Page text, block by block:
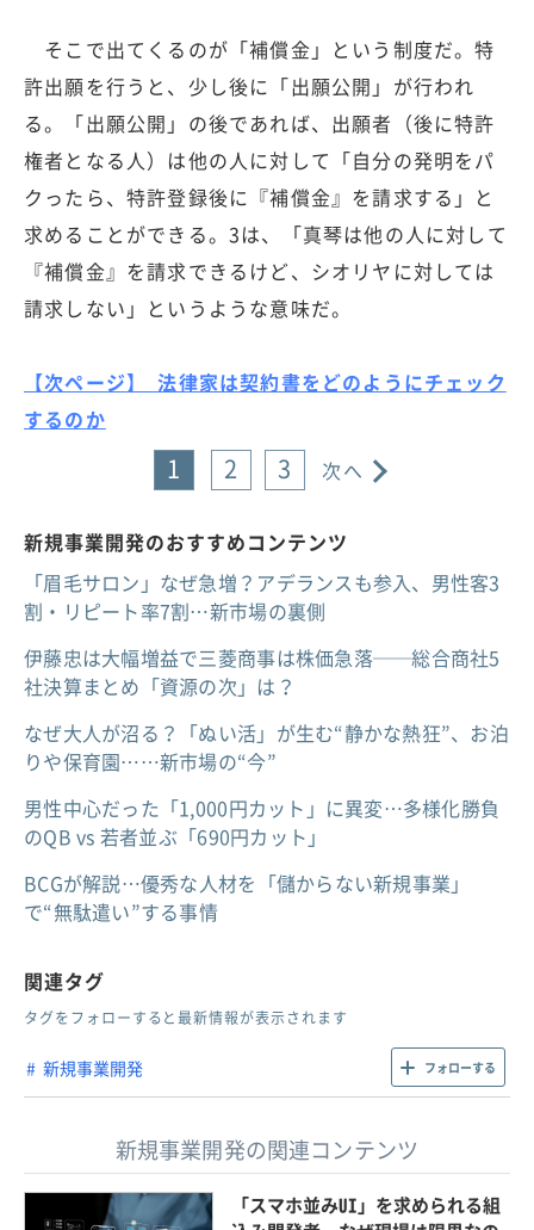
そこで出てくるのが「補償金」という制度だ。特
許出願を行うと、少し後に「出願公開」が行われ
る。「出願公開」の後であれば、出願者（後に特許
権者となる人）は他の人に対して「自分の発明をパ
クったら、特許登録後に『補償金』を請求する」と
求めることができる。3は、「真琴は他の人に対して
『補償金』を請求できるけど、シオリヤに対しては
請求しない」というような意味だ。
【次ページ】 法律家は契約書をどのようにチェック
するのか
1 2 3 次へ
新規事業開発のおすすめコンテンツ
「眉毛サロン」なぜ急増？アデランスも参入、男性客3
割・リピート率7割…新市場の裏側
伊藤忠は大幅増益で三菱商事は株価急落──総合商社5
社決算まとめ「資源の次」は？
なぜ大人が沼る？「ぬい活」が生む“静かな熱狂”、お泊
りや保育園……新市場の“今”
男性中心だった「1,000円カット」に異変…多様化勝負
のQB vs 若者並ぶ「690円カット」
BCGが解説…優秀な人材を「儲からない新規事業」
で“無駄遣い”する事情
関連タグ
タグをフォローすると最新情報が表示されます
新規事業開発 フォローする
新規事業開発の関連コンテンツ
「スマホ並みUI」を求められる組